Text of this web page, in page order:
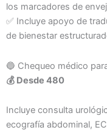
los marcadores de
✅ Incluye apoyo de
de bienestar
🔵 Chequeo médico
💰 Desde 480
Incluye consulta
ecografía abdominal,